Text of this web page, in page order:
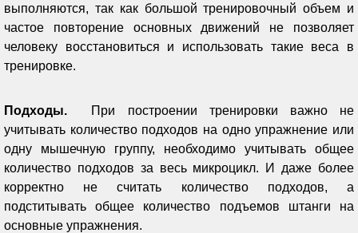
выполняются, так как большой тренировочный объем и
частое повторение основных движений не позволяет
человеку восстановиться и использовать такие веса в
тренировке.
Подходы. При построении тренировки важно не
учитывать количество подходов на одно упражнение или
одну мышечную группу, необходимо учитывать общее
количество подходов за весь микроцикл. И даже более
корректно не считать количество подходов, а
подститывать общее количество подъемов штанги на
основные упражнения.